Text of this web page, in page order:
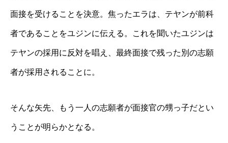
面接を受けることを決意。焦ったエラは、テヤンが前科
者であることをユジンに伝える。これを聞いたユジンは
テヤンの採用に反対を唱え、最終面接で残った別の志願
者が採用されることに。
そんな矢先、もう一人の志願者が面接官の甥っ子だとい
うことが明らかとなる。